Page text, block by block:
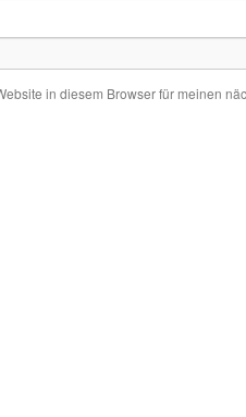
in diesem Browser für meinen